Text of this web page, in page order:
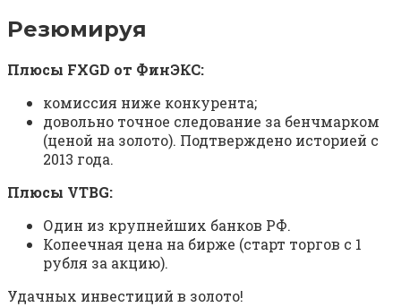
Резюмируя
Плюсы FXGD от ФинЭКС:
комиссия ниже конкурента;
довольно точное следование за бенчмарком
(ценой на золото). Подтверждено историей с
2013 года.
Плюсы VTBG:
Один из крупнейших банков РФ.
Копеечная цена на бирже (старт торгов с 1
рубля за акцию).
Удачных инвестиций в золото!